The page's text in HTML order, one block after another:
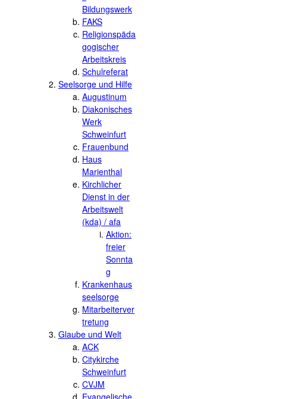
Bildungswerk
FAKS
Religionspäda
gogischer
Arbeitskreis
Schulreferat
Seelsorge und Hilfe
Augustinum
Diakonisches
Werk
Schweinfurt
Frauenbund
Haus
Marienthal
Kirchlicher
Dienst in der
Arbeitswelt
(kda) / afa
Aktion:
freier
Sonnta
g
Krankenhaus
seelsorge
Mitarbeiterver
tretung
Glaube und Welt
ACK
Citykirche
Schweinfurt
CVJM
Evangelische